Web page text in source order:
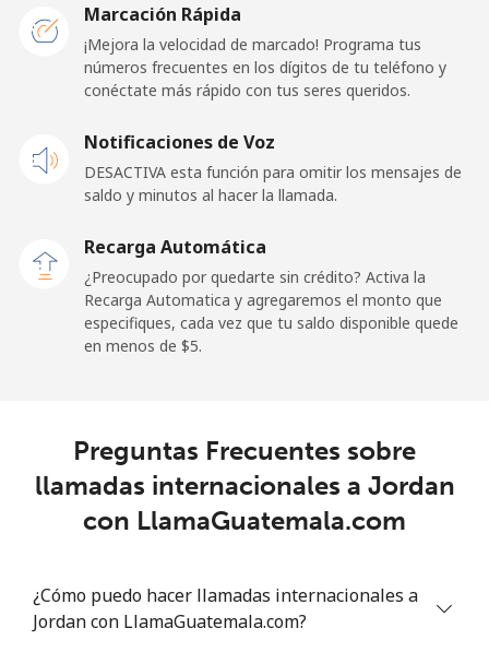
Marcación Rápida
¡Mejora la velocidad de marcado! Programa tus
números frecuentes en los dígitos de tu teléfono y
conéctate más rápido con tus seres queridos.
Notificaciones de Voz
DESACTIVA esta función para omitir los mensajes de
saldo y minutos al hacer la llamada.
Recarga Automática
¿Preocupado por quedarte sin crédito? Activa la
Recarga Automatica y agregaremos el monto que
especifiques, cada vez que tu saldo disponible quede
en menos de ⁦$5⁩.
Preguntas Frecuentes sobre
llamadas internacionales a Jordan
con LlamaGuatemala.com
¿Cómo puedo hacer llamadas internacionales a
Jordan con LlamaGuatemala.com?